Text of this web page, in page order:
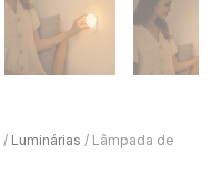
/ Luminárias / Lâmpada de